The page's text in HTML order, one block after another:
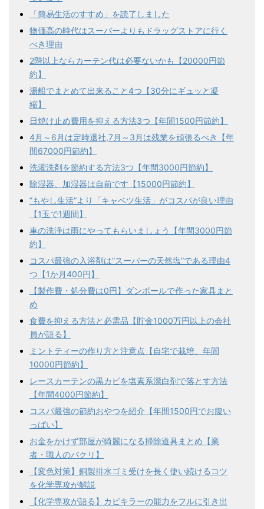
「簡易生活のすすめ」を読了しました
物価高の時代はスーパーよりもドラッグストアに行く
べき理由
2階以上ならカーテン代は必要ないかも【20000円節
約】
湯船でまとめて出来ること4つ【30分にギュッと凝
縮】
日焼け止め費用を抑える方法3つ【年間1500円節約】
4月～6月は定時退社,7月～3月は残業を頑張るべき【年
間67000円節約】
洗濯洗剤を節約する方法3つ【年間3000円節約】
除湿器、加湿器は自前です【15000円節約】
”もやし生活”より「キャベツ生活」がコスパが良い理由
【1玉で1週間】
車の洗浄は雨にやってもらいましょう【年間3000円節
約】
コスパ最強の入浴剤は”スーパーの天然塩”である理由4
つ【1か月400円】
【製作費・処分費は0円】ダンボールで作った家具まと
め
食費を抑える方法と必需品【貯金1000万円以上の会社
員が語る】
ミントティーの作り方と注意点【自宅で栽培、年間
10000円節約】
レースカーテンの黒カビを塩素系漂白剤で落とす方法
【年間4000円節約】
コスパ最強の節約おやつを紹介【年間1500円でお腹い
っぱい】
お金をかけず部屋が綺麗になる掃除道具まとめ【業
者・職人のパクリ】
【変色対策】銅製排水ゴミ受けを長く使い続けるコツ
を化学専攻が解説
【化学専攻が語る】カビキラーの能力をフルに引き出